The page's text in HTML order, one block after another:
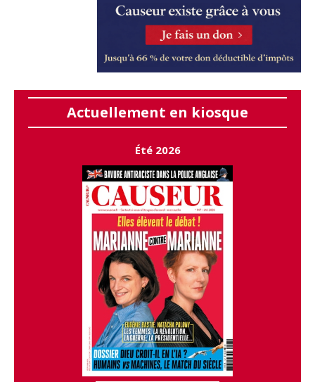
Actuellement en kiosque
Été 2026